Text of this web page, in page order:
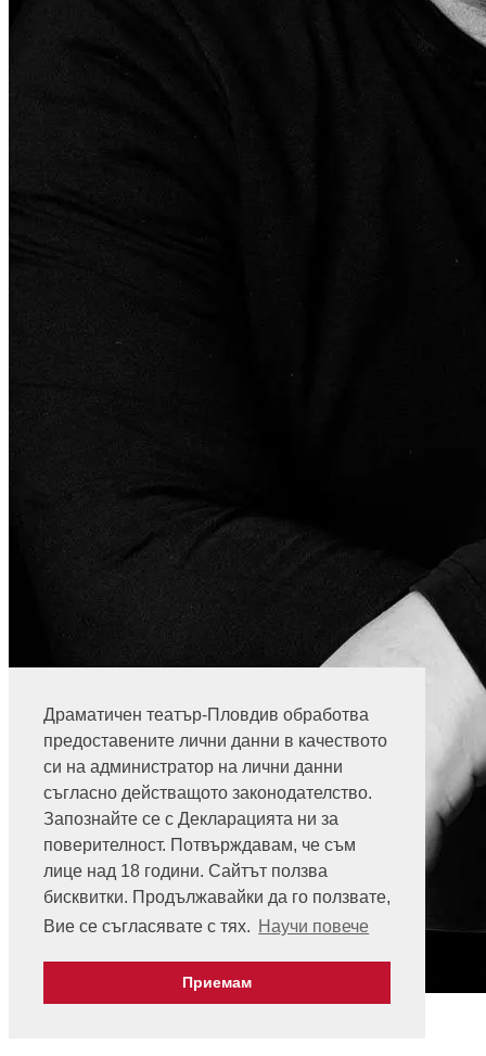
Драматичен театър-Пловдив обработва
предоставените лични данни в качеството
си на администратор на лични данни
съгласно действащото законодателство.
Запознайте се с Декларацията ни за
поверителност. Потвърждавам, че съм
лице над 18 години. Сайтът ползва
бисквитки. Продължавайки да го ползвате,
Вие се съгласявате с тях. Научи повече
Приемам
Valeri Kyorlinski